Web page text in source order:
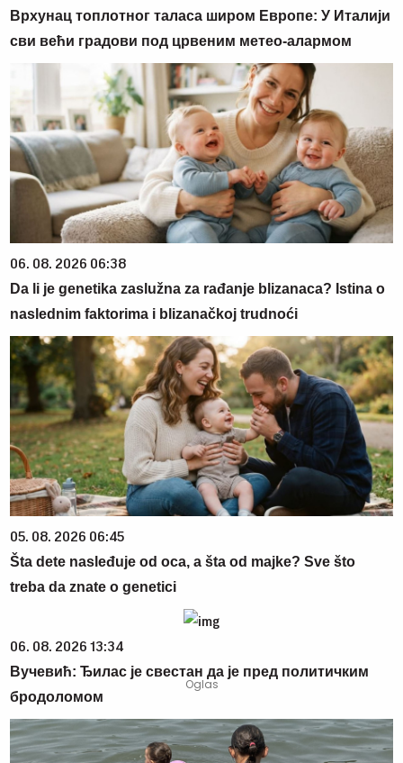
Врхунац топлотног таласа широм Европе: У Италији
сви већи градови под црвеним метео-алармом
06. 08. 2026 06:38
Da li je genetika zaslužna za rađanje blizanaca? Istina o
naslednim faktorima i blizanačkoj trudnoći
05. 08. 2026 06:45
Šta dete nasleđuje od oca, a šta od majke? Sve što
treba da znate o genetici
06. 08. 2026 13:34
Вучевић: Ђилас је свестан да је пред политичким
бродоломом